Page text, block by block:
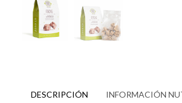
DESCRIPCIÓN INFORMACIÓN